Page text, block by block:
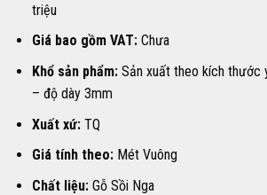
triệu
Giá bao gồm VAT: Chưa
Khổ sản phẩm: Sản xuất theo kích thước
– độ dày 3mm
Xuất xứ: TQ
Giá tính theo: Mét Vuông
Chất liệu: Gỗ Sồi Nga